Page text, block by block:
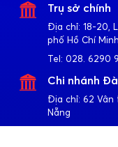
Trụ sở chính
Địa chỉ: 18-20,
phố Hồ Chí Minh
Tel: 028. 6290
Chi nhánh
Địa chỉ: 62 Vân
Nẵng